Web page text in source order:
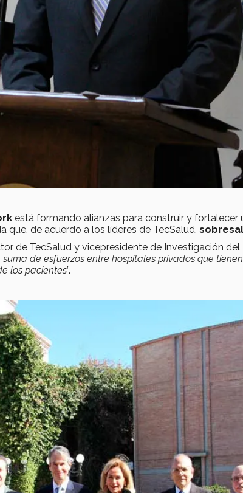
está formando alianzas para construir y fortalecer
que, de acuerdo a los líderes de TecSalud,
de TecSalud y vicepresidente de Investigación
de esfuerzos entre hospitales privados que
los pacientes”.